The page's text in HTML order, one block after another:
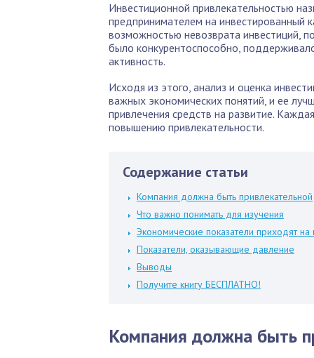
Инвестиционной привлекательностью
предпринимателем на инвестированный
возможностью невозврата инвестиций,
было конкурентоспособно,
активность.
Исходя из этого, анализ и оценка
важных экономических понятий, и ее
привлечения средств на развитие.
повышению привлекательности.
Содержание статьи
Компания должна быть привлекательной
Что важно понимать для изучения
Экономические показатели приходят
Показатели, оказывающие давление
Выводы
Получите книгу БЕСПЛАТНО!
Компания должна быть